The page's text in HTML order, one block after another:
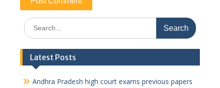
Search
for:
Latest Posts
Andhra Pradesh high court exams previous papers